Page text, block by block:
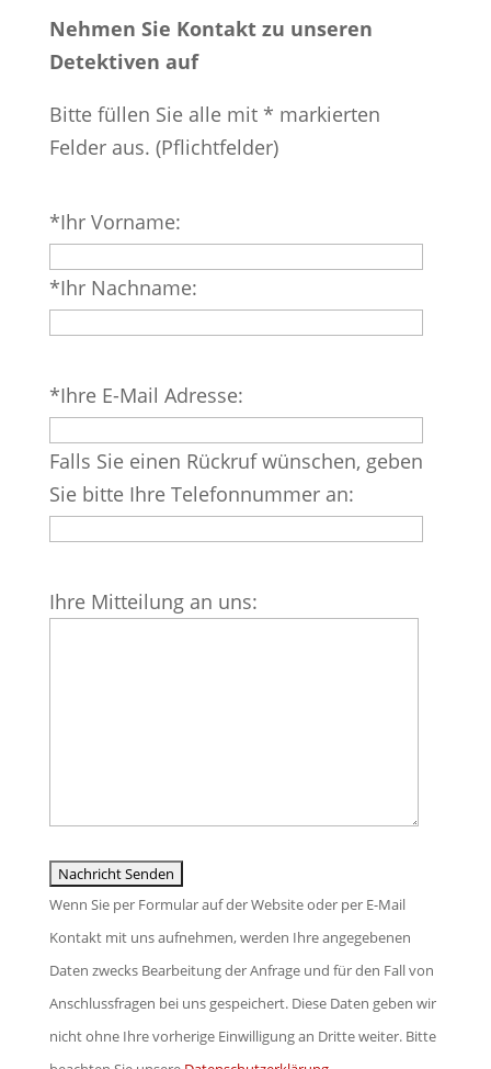
Nehmen Sie Kontakt zu unseren
Detektiven auf
Bitte füllen Sie alle mit * markierten
Felder aus. (Pflichtfelder)
lasse
dieses
Feld
leer.
*Ihr Vorname:
*Ihr Nachname:
lasse
dieses
Feld
leer.
*Ihre E-Mail Adresse:
Falls Sie einen Rückruf wünschen, geben
Sie bitte Ihre Telefonnummer an:
lasse
Ihre Mitteilung an uns:
Wenn Sie per Formular auf der Website oder per E-Mail
Kontakt mit uns aufnehmen, werden Ihre angegebenen
Daten zwecks Bearbeitung der Anfrage und für den Fall von
Anschlussfragen bei uns gespeichert. Diese Daten geben wir
nicht ohne Ihre vorherige Einwilligung an Dritte weiter. Bitte